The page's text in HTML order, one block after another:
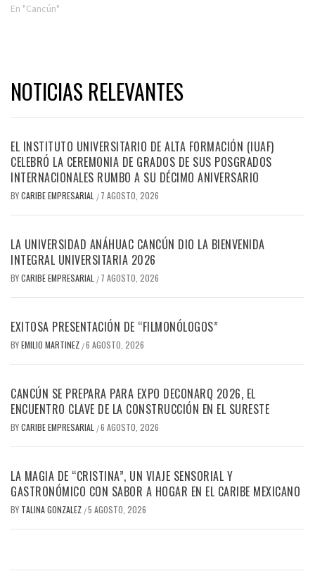
En "Cancún"
NOTICIAS RELEVANTES
EL INSTITUTO UNIVERSITARIO DE ALTA FORMACIÓN (IUAF)
CELEBRÓ LA CEREMONIA DE GRADOS DE SUS POSGRADOS
INTERNACIONALES RUMBO A SU DÉCIMO ANIVERSARIO
BYCARIBE EMPRESARIAL / 7 AGOSTO, 2026
LA UNIVERSIDAD ANÁHUAC CANCÚN DIO LA BIENVENIDA
INTEGRAL UNIVERSITARIA 2026
BYCARIBE EMPRESARIAL / 7 AGOSTO, 2026
EXITOSA PRESENTACIÓN DE “FILMONÓLOGOS”
BYEMILIO MARTINEZ /6 AGOSTO, 2026
CANCÚN SE PREPARA PARA EXPO DECONARQ 2026, EL
ENCUENTRO CLAVE DE LA CONSTRUCCIÓN EN EL SURESTE
BYCARIBE EMPRESARIAL /6 AGOSTO, 2026
LA MAGIA DE “CRISTINA”, UN VIAJE SENSORIAL Y
GASTRONÓMICO CON SABOR A HOGAR EN EL CARIBE MEXICANO
BY TALINA GONZALEZ /5 AGOSTO, 2026